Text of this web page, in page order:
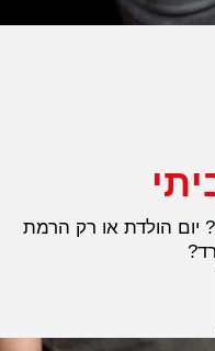
יום הולדת או רק הרמת